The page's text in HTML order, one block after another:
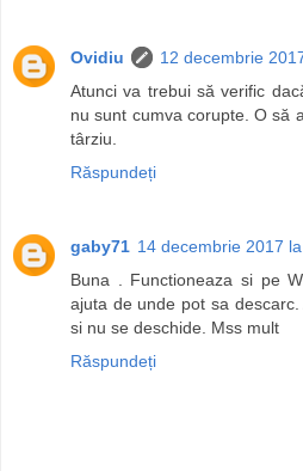
Ovidiu
12 decembrie
Atunci va trebui să verific
nu sunt cumva corupte. O să
târziu.
Răspundeți
gaby71 14 decembrie 2017
Buna . Functioneaza si pe
ajuta de unde pot sa
si nu se deschide. Mss mult
Răspundeți